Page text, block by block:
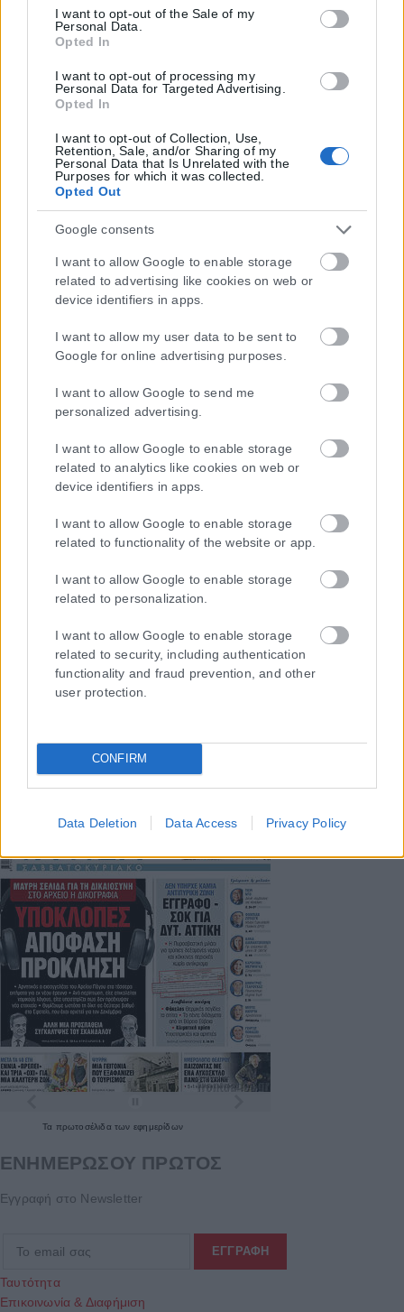
Google consent section.
I want to opt-out of the Sale of my
Personal Data.
Opted In
I want to opt-out of processing my
Personal Data for Targeted Advertising.
Opted In
I want to opt-out of Collection, Use,
Retention, Sale, and/or Sharing of my
Personal Data that Is Unrelated with the
Purposes for which it was collected.
Opted Out
Google consents
I want to allow Google to enable storage
related to advertising like cookies on web or
device identifiers in apps.
I want to allow my user data to be sent to
Google for online advertising purposes.
I want to allow Google to send me
personalized advertising.
I want to allow Google to enable storage
related to analytics like cookies on web or
device identifiers in apps.
I want to allow Google to enable storage
related to functionality of the website or app.
I want to allow Google to enable storage
related to personalization.
I want to allow Google to enable storage
related to security, including authentication
functionality and fraud prevention, and other
user protection.
CONFIRM
Data Deletion Data Access Privacy Policy
Η εταιρεία με την επωνυμία “POLITICAL MEDIA GROUP A.E.” και κατ’
επέκταση η ιστοσελίδα που κατέχει αυτή “www.karfitsa.gr”
συμμορφώνονται με τη Σύσταση (ΕΕ) 2018/334 της Επιτροπής της
1ης Μαρτίου 2018 σχετικά με τα μέτρα για την αποτελεσματική
αντιμετώπιση του παράνομου περιεχομένου στο διαδίκτυο (L 63).
Μοναδικός αριθμός Μ.Η.Τ. 262048
Τα πρωτοσέλιδατων εφημερίδων
ΕΝΗΜΕΡΩΣΟΥ ΠΡΩΤΟΣ
Εγγραφή στο Newsletter
Ταυτότητα
Επικοινωνία & Διαφήμιση